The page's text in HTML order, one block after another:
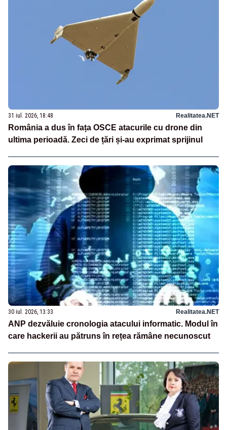
31 iul. 2026, 18:48 Realitatea.NET
România a dus în fața OSCE atacurile cu drone din
ultima perioadă. Zeci de țări și-au exprimat sprijinul
30 iul. 2026, 13:33 Realitatea.NET
ANP dezvăluie cronologia atacului informatic. Modul în
care hackerii au pătruns în rețea rămâne necunoscut